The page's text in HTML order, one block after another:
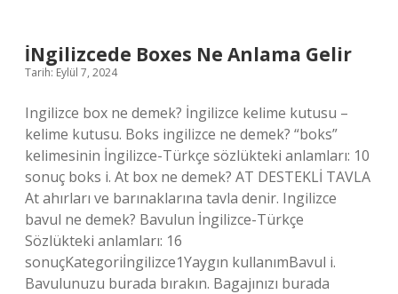
İNgilizcede Boxes Ne Anlama Gelir
Tarih: Eylül 7, 2024
Ingilizce box ne demek? İngilizce kelime kutusu –
kelime kutusu. Boks ingilizce ne demek? “boks”
kelimesinin İngilizce-Türkçe sözlükteki anlamları: 10
sonuç boks i. At box ne demek? AT DESTEKLİ TAVLA
At ahırları ve barınaklarına tavla denir. Ingilizce
bavul ne demek? Bavulun İngilizce-Türkçe
Sözlükteki anlamları: 16
sonuçKategoriİngilizce1Yaygın kullanımBavul i.
Bavulunuzu burada bırakın. Bagajınızı burada